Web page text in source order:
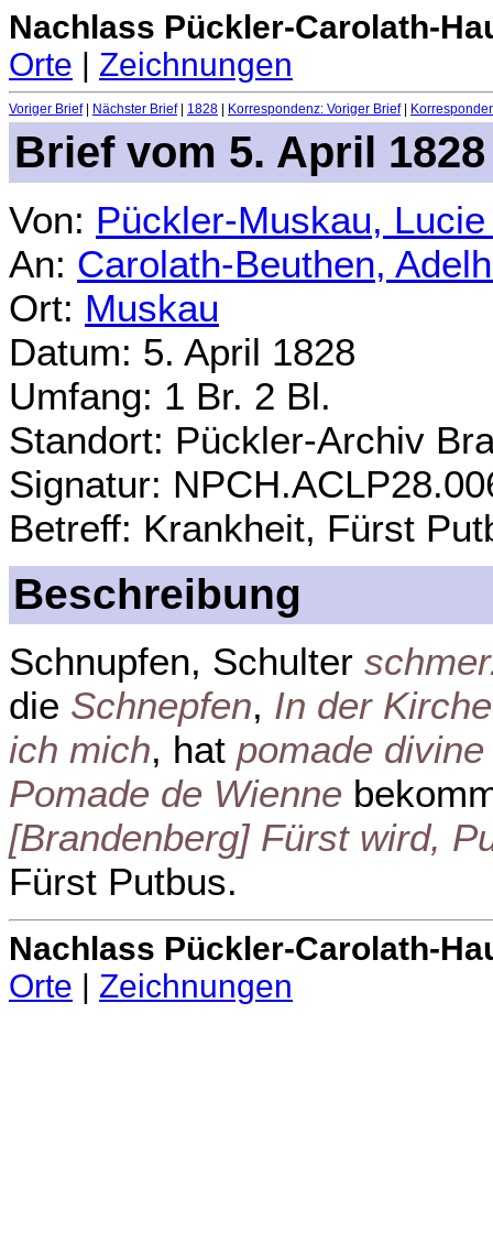
Nachlass Pückler-Carolath-
Orte | Zeichnungen
Voriger Brief| Nächster Brief| 1828 Korrespondenz: Voriger Brief|
Brief vom 5. April 1828
Von: Pückler-Muskau,
An: Carolath-Beuthen,
Ort: Muskau
Datum: 5. April 1828
Umfang: 1 Br. 2 Bl.
Standort: Pückler-Archiv
Signatur:
Betreff: Krankheit, Fürst
Beschreibung
Schnupfen, Schulter
die Schnepfen, In der
ich mich, hat pomade divine
Pomade de Wienne
[Brandenberg] Fürst wird,
Fürst Putbus.
Nachlass Pückler-Carolath-
Orte | Zeichnungen